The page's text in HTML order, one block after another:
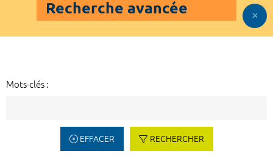
Recherche avancée
Mots-clés :
EFFACER RECHERCHER